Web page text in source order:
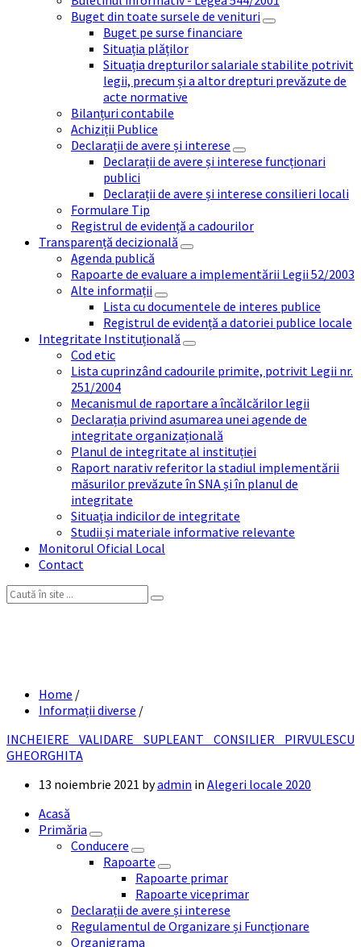
Buget din toate sursele de venituri
Buget pe surse financiare
Situația plăților
Situația drepturilor salariale stabilite potrivit
legii, precum și a altor drepturi prevăzute de
acte normative
Bilanțuri contabile
Achiziții Publice
Declarații de avere și interese
Declarații de avere și interese funcționari
publici
Declarații de avere și interese consilieri locali
Formulare Tip
Registrul de evidență a cadourilor
Transparență decizională
Agenda publică
Rapoarte de evaluare a implementării Legii 52/2003
Alte informații
Lista cu documentele de interes publice
Registrul de evidență a datoriei publice locale
Integritate Instituțională
Cod etic
Lista cuprinzând cadourile primite, potrivit Legii nr.
251/2004
Mecanismul de raportare a încălcărilor legii
Declarația privind asumarea unei agende de
integritate organizațională
Planul de integritate al instituției
Raport narativ referitor la stadiul implementării
măsurilor prevăzute în SNA și în planul de
integritate
Situația indicilor de integritate
Studii și materiale informative relevante
Monitorul Oficial Local
Contact
Search:
Home /
Informații diverse /
INCHEIERE VALIDARE SUPLEANT CONSILIER PIRVULESCU
GHEORGHITA
13 noiembrie 2021 byadmin in Alegeri locale 2020
Acasă
Primăria
Conducere
Rapoarte
Rapoarte primar
Rapoarte viceprimar
Declarații de avere și interese
Regulamentul de Organizare și Funcționare
Organigrama